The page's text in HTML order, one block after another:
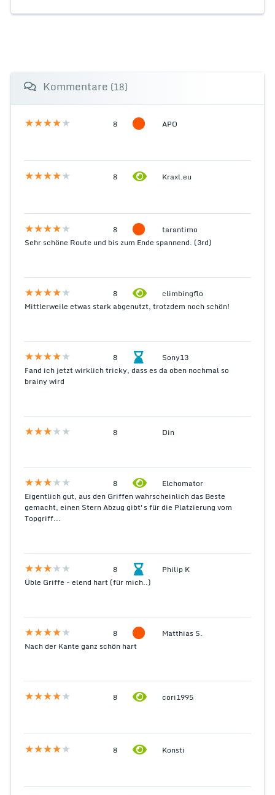
Kommentare (18)
8 APO
8 Kraxl.eu
8
tarantimo
Sehr schöne Route und bis zum Ende spannend. (3rd)
8
climbingflo
Mittlerweile etwas stark abgenutzt, trotzdem noch schön!
8
Sony13
Fand ich jetzt wirklich tricky, dass es da oben nochmal so
brainy wird
8 Din
8
Elchomator
Eigentlich gut, aus den Griffen wahrscheinlich das Beste
gemacht, einen Stern Abzug gibt's für die Platzierung vom
Topgriff...
8
Philip K
Üble Griffe - elend hart (für mich..)
8
Matthias S.
Nach der Kante ganz schön hart
8 cori1995
8 Konsti